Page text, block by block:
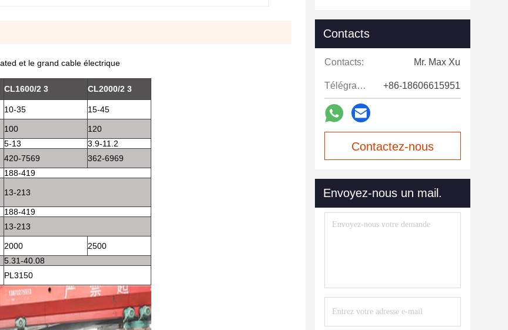
et le grand cable électrique
CL1600/2 3
CL2000/2 3
10-35
15-45
100
120
5-13
3.9-11.2
420-7569
362-6969
188-419
13-213
188-419
13-213
2000
2500
5.31-40.08
PL3150
Contacts
Contacts: Mr. Max Xu
Télégramme: +86-18606615951
Contactez-nous
Envoyez-nous un mail.